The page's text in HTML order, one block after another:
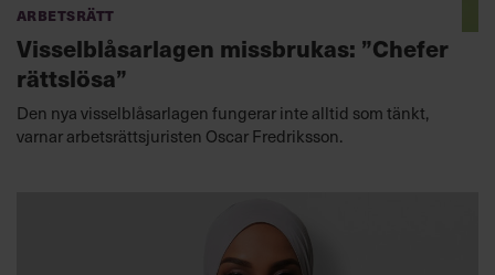
Arbetsrätt
Visselblåsarlagen missbrukas: ”Chefer
rättslösa”
Den nya visselblåsarlagen fungerar inte alltid som tänkt,
varnar arbetsrättsjuristen Oscar Fredriksson.